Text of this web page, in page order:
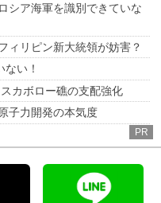
シア海軍を識別できていな
ィリピン新大統領が妨害？
い！
カボロー礁の支配強化
子力開発の本気度
PR